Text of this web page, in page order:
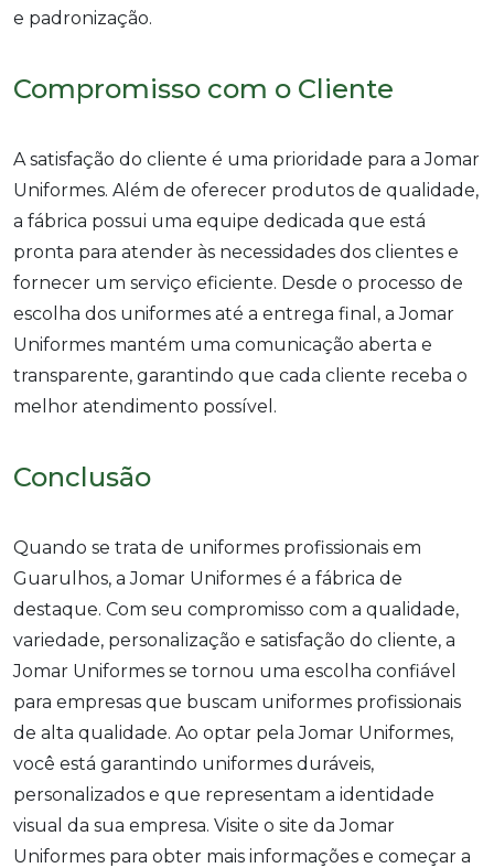
e padronização.
Compromisso com o Cliente
A satisfação do cliente é uma prioridade para a Jomar
Uniformes. Além de oferecer produtos de qualidade,
a fábrica possui uma equipe dedicada que está
pronta para atender às necessidades dos clientes e
fornecer um serviço eficiente. Desde o processo de
escolha dos uniformes até a entrega final, a Jomar
Uniformes mantém uma comunicação aberta e
transparente, garantindo que cada cliente receba o
melhor atendimento possível.
Conclusão
Quando se trata de uniformes profissionais em
Guarulhos, a Jomar Uniformes é a fábrica de
destaque. Com seu compromisso com a qualidade,
variedade, personalização e satisfação do cliente, a
Jomar Uniformes se tornou uma escolha confiável
para empresas que buscam uniformes profissionais
de alta qualidade. Ao optar pela Jomar Uniformes,
você está garantindo uniformes duráveis,
personalizados e que representam a identidade
visual da sua empresa. Visite o site da Jomar
Uniformes para obter mais informações e começar a